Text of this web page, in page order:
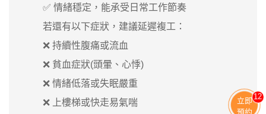
✅ 情緒穩定，能承受日常工作節奏
若還有以下症狀，建議延遲複工：
❌ 持續性腹痛或流血
❌ 貧血症狀(頭暈、心悸)
❌ 情緒低落或失眠嚴重
❌ 上樓梯或快走易氣喘
立即
預約
13